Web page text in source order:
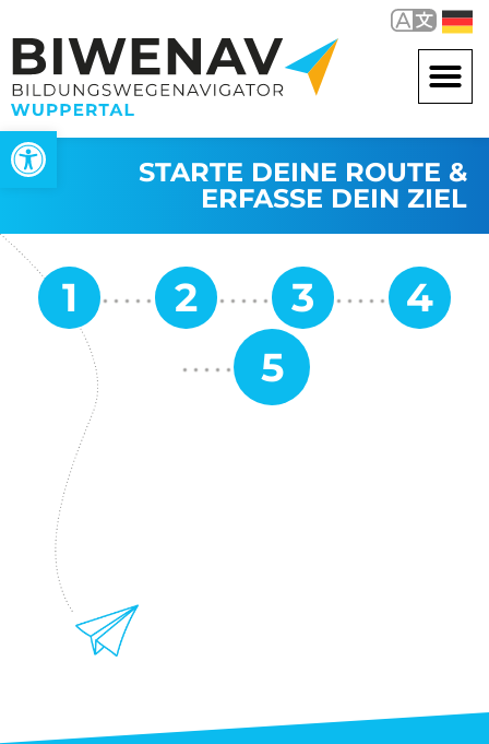
Werkzeugleiste öffnen
STARTE DEINE ROUTE &
ERFASSE DEIN ZIEL